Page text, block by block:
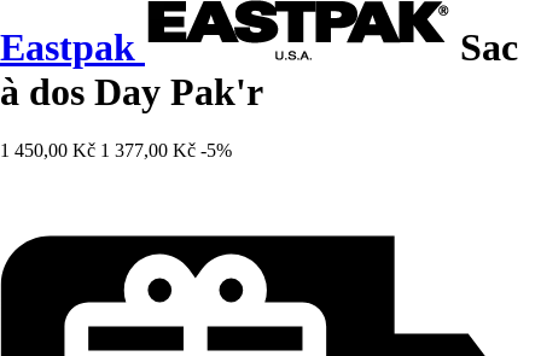
Eastpak
Sac
à dos Day Pak'r
1 450,00 Kč 1 377,00 Kč -5%